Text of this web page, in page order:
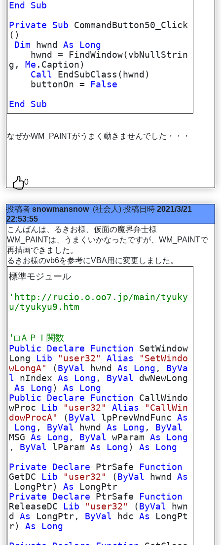
End
Sub
Private
Sub CommandButton50_Click
()
Dim hwndAs
Long
hwnd = FindWindow(vbNullStrin
g, Me .Caption)
Call EndSubClass(hwnd)
buttonOn =
False
End
Sub
なぜかWM_PAINTがうまく動きませんでした・・・
0
投稿者 snowmansnow(社会人) 投稿日時 2021/3/21
22:53:55
こんばんは、るきお様、仮面の魔界弁士様
WM_PAINTは、うまくいかなったですが、WM_PAINTで
再描画できました。
るきお様のvb6を参考にVBA用に変更しました。
標準モジュール
'http://rucio.o.oo7.jp/main/tyuky
u/tyukyu9.htm
'□ＡＰＩ関数
Public
Declare Function SetWindow
Long
Lib "user32" Alias
"SetWindo
wLongA"
( ByVal hwndAs Long ,
ByVa
l nIndexAs Long , ByVal dwNewLong
As
Long )As
Long
Public
Declare Function CallWindo
wProc
Lib "user32" Alias
"CallWin
dowProcA"
( ByVal lpPrevWndFuncAs
Long , ByVal hwndAs Long ,
ByVal
MSGAs Long , ByVal wParamAs
Long
,
ByVal lParamAs Long )As
Long
Private
Declare PtrSafe
Function
GetDC
Lib "user32" ( ByVal hwndAs
LongPtr)As
LongPtr
Private
Declare PtrSafe
Function
ReleaseDC
Lib "user32" ( ByVal hwn
dAs LongPtr, ByVal hdcAs
LongPt
r)As
Long